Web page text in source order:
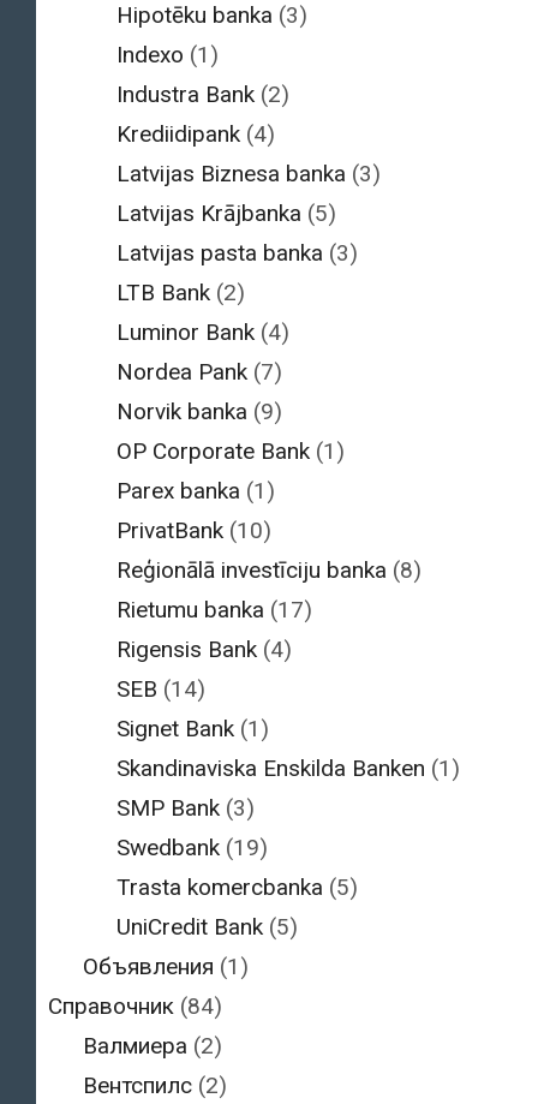
Hipotēku banka (3)
Indexo (1)
Industra Bank (2)
Krediidipank (4)
Latvijas Biznesa banka (3)
Latvijas Krājbanka (5)
Latvijas pasta banka (3)
LTB Bank (2)
Luminor Bank (4)
Nordea Pank (7)
Norvik banka (9)
OP Corporate Bank (1)
Parex banka (1)
PrivatBank (10)
Reģionālā investīciju banka (8)
Rietumu banka (17)
Rigensis Bank (4)
SEB (14)
Signet Bank (1)
Skandinaviska Enskilda Banken (1)
SMP Bank (3)
Swedbank (19)
Trasta komercbanka (5)
UniCredit Bank (5)
Объявления (1)
Справочник (84)
Валмиера (2)
Вентспилс(2)